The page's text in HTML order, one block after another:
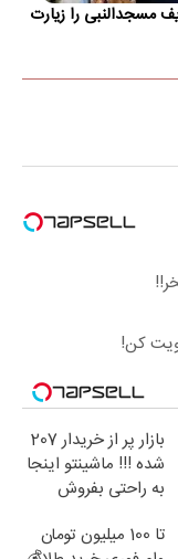
مسجدالنبی را زیارت
بازار پر از خریدار 207
شده !!! ماشینتو اینجا
به راحتی بفروش
تا 100 میلیون تومان